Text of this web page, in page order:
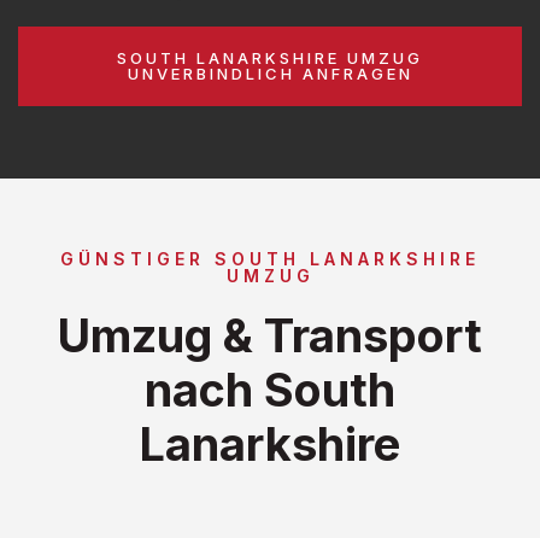
SOUTH LANARKSHIRE UMZUG
UNVERBINDLICH ANFRAGEN
GÜNSTIGER SOUTH LANARKSHIRE
UMZUG
Umzug & Transport
nach South
Lanarkshire